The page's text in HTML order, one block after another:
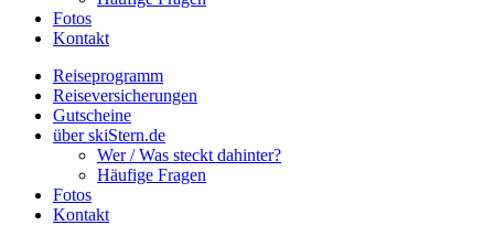
Fotos
Kontakt
Reiseprogramm
Reiseversicherungen
Gutscheine
über skiStern.de
Wer / Was steckt dahinter?
Häufige Fragen
Fotos
Kontakt